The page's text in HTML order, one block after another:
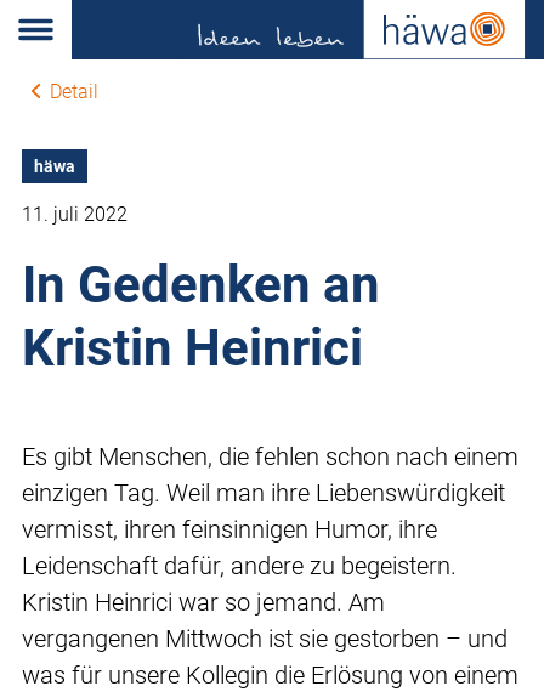
Detail
häwa
11. juli 2022
In Gedenken an
Kristin Heinrici
Es gibt Menschen, die fehlen schon nach einem
einzigen Tag. Weil man ihre Liebenswürdigkeit
vermisst, ihren feinsinnigen Humor, ihre
Leidenschaft dafür, andere zu begeistern.
Kristin Heinrici war so jemand. Am
vergangenen Mittwoch ist sie gestorben – und
was für unsere Kollegin die Erlösung von einem